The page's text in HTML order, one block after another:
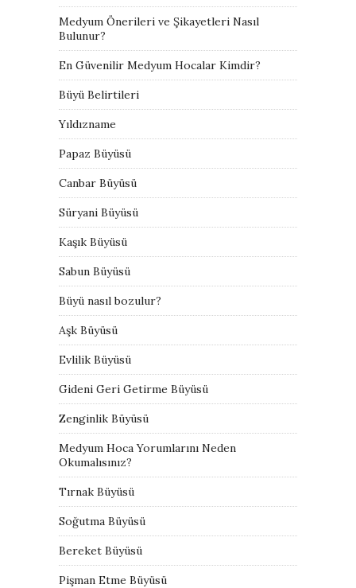
Medyum Önerileri ve Şikayetleri Nasıl
Bulunur?
En Güvenilir Medyum Hocalar Kimdir?
Büyü Belirtileri
Yıldızname
Papaz Büyüsü
Canbar Büyüsü
Süryani Büyüsü
Kaşık Büyüsü
Sabun Büyüsü
Büyü nasıl bozulur?
Aşk Büyüsü
Evlilik Büyüsü
Gideni Geri Getirme Büyüsü
Zenginlik Büyüsü
Medyum Hoca Yorumlarını Neden
Okumalısınız?
Tırnak Büyüsü
Soğutma Büyüsü
Bereket Büyüsü
Pişman Etme Büyüsü